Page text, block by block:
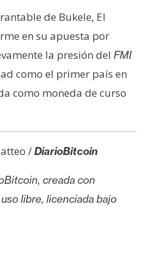
de Bukele, El
en su apuesta por
la presión del FMI
como el primer país en
como moneda de curso
/DiarioBitcoin
creada con
libre, licenciada bajo